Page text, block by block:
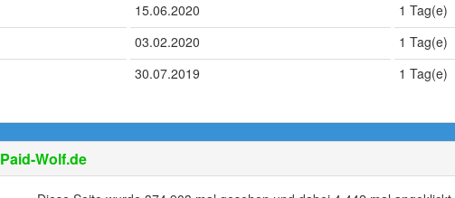
15.06.2020
1 Tag(e)
03.02.2020
1 Tag(e)
30.07.2019 1 Tag(e)
Paid-Wolf.de